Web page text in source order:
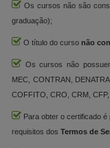
Os cursos não são
graduação);
O título do curso não
Os cursos não
MEC, CONTRAN,
COFFITO, CRO, CRM, CFP,
Para obter o certificado
requisitos dos Termos de